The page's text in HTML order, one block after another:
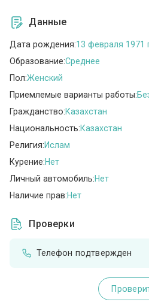
Данные
Дата рождения:13 февраля 1971
Образование:Среднее
Пол:Женский
Приемлемые варианты работы:
Гражданство:Казахстан
Национальность:Казахстан
Религия:Ислам
Курение:Нет
Личный автомобиль:Нет
Наличие прав:Нет
Проверки
Телефон подтвержден